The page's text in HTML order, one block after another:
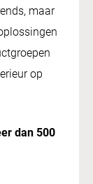
maar
op
dan 500